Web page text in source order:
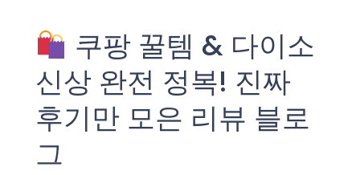
쿠팡 꿀템 & 다이소
신상 완전 정복! 진짜
후기만 모은 리뷰 블로
그